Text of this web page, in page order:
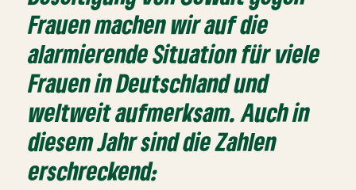
Frauen machen wir auf die
alarmierende Situation für viele
Frauen in Deutschland und
weltweit aufmerksam. Auch in
diesem Jahr sind die Zahlen
erschreckend: